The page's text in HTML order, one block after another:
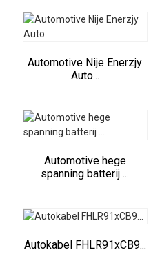
Automotive Nije Enerzjy
Auto...
Automotive hege
spanning batterij ...
Autokabel FHLR91xCB9...